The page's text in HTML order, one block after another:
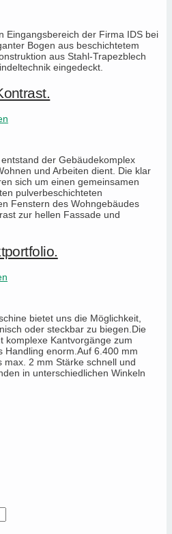
Eingangsbereich der Firma IDS bei
Bogen aus beschichtetem
aus Stahl-Trapezblech
eingedeckt.
der Gebäudekomplex
und Arbeiten dient. Die klar
sich um einen gemeinsamen
pulverbeschichteten
Fenstern des Wohngebäudes
zur hellen Fassade und
bietet uns die Möglichkeit,
oder steckbar zu biegen.Die
komplexe Kantvorgänge zum
Handling enorm.Auf 6.400 mm
max. 2 mm Stärke schnell und
in unterschiedlichen Winkeln